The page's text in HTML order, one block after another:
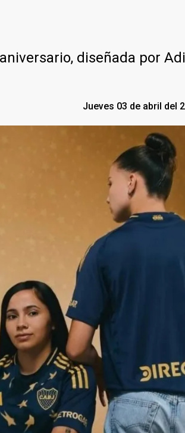
diseñada por
Jueves 03 de abril del